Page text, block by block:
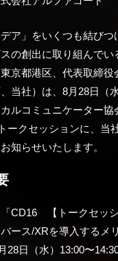
デア」をいくつも結び
の創出に取り組んでい
東京都港区、代表取締
当社）は、8月28日（
ルコミュニケーター協
ークセッションに、当
知らせいたします。
「CD16 【トークセッ
ース/XRを導入するメ
28日（水）13:00〜